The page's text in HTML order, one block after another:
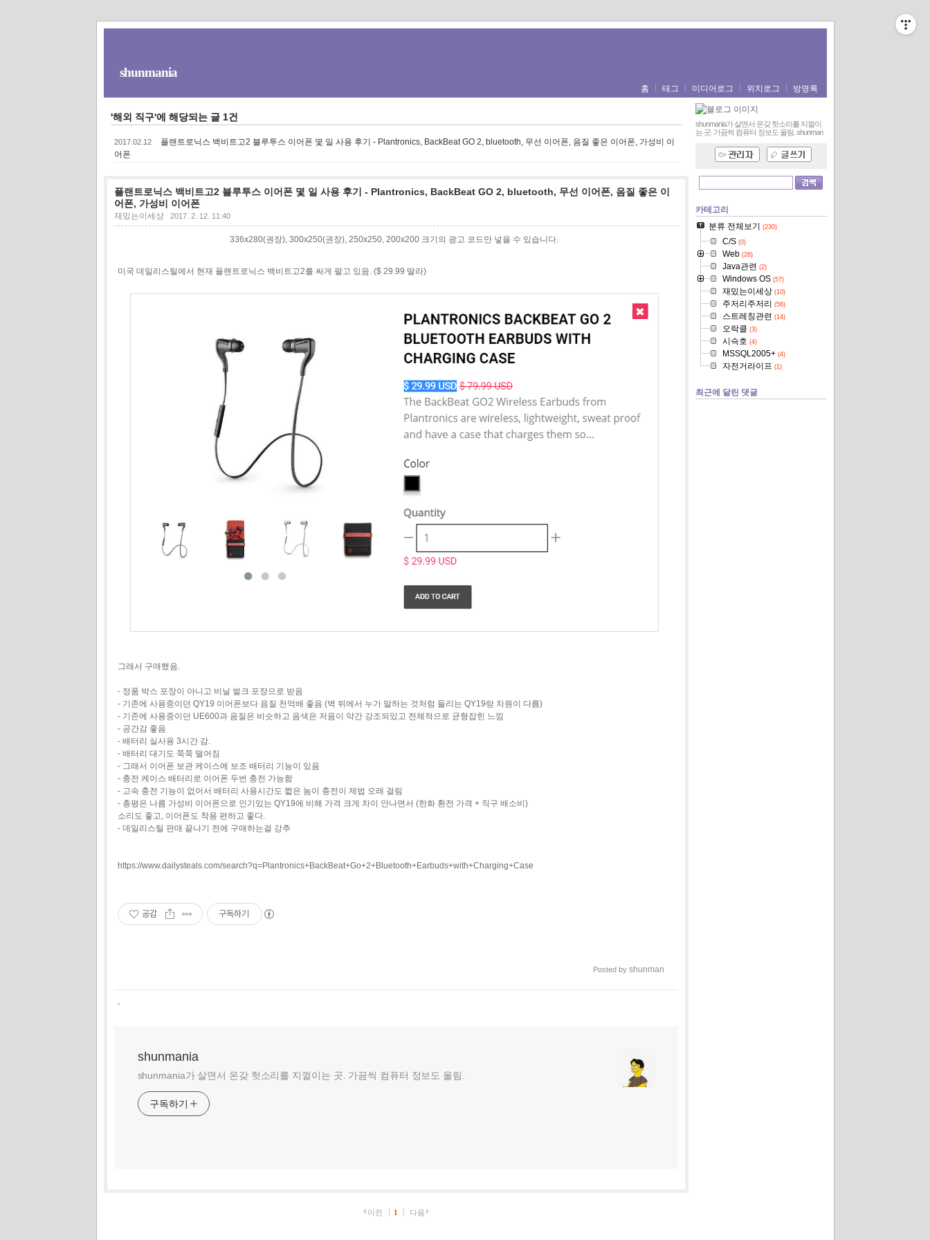
shunmania
홈 태그 미디어로그 위치로그 방명록
'해외 직구'에 해당되는 글 1건
2017.02.12
플랜트로닉스 백비트고2 블루투스 이어폰 몇 일 사용 후기 - Plantronics, BackBeat GO 2, bluetooth, 무선 이어폰, 음질 좋은 이어폰, 가성비 이
어폰
플랜트로닉스 백비트고2 블루투스 이어폰 몇 일 사용 후기 - Plantronics, BackBeat GO 2, bluetooth, 무선 이어폰, 음질 좋은 이
어폰, 가성비 이어폰
재밌는이세상 2017. 2. 12. 11:40
336x280(권장), 300x250(권장), 250x250, 200x200 크기의 광고 코드만 넣을 수 있습니다.
미국 데일리스틸에서 현재 플랜트로닉스 백비트고2를 싸게 팔고 있음. ($ 29.99 딸라)
그래서 구매했음.
- 정품 박스 포장이 아니고 비닐 벌크 포장으로 받음
- 기존에 사용중이던 QY19 이어폰보다 음질 천억배 좋음 (벽 뒤에서 누가 말하는 것처럼 들리는 QY19랑 차원이 다름)
- 기존에 사용중이던 UE600과 음질은 비슷하고 음색은 저음이 약간 강조되있고 전체적으로 균형잡힌 느낌
- 공간감 좋음
- 배터리 실사용 3시간 감.
- 배터리 대기도 쭉쭉 떨어짐
- 그래서 이어폰 보관 케이스에 보조 배터리 기능이 있음
- 충전 케이스 배터리로 이어폰 두번 충전 가능함
- 고속 충전 기능이 없어서 배터리 사용시간도 짧은 놈이 충전이 제법 오래 걸림
- 총평은 나름 가성비 이어폰으로 인기있는 QY19에 비해 가격 크게 차이 안나면서 (한화 환전 가격 + 직구 배소비)
소리도 좋고, 이어폰도 착용 편하고 좋다.
- 데일리스틸 판매 끝나기 전에 구매하는걸 강추
https://www.dailysteals.com/search?q=Plantronics+BackBeat+Go+2+Bluetooth+Earbuds+with+Charging+Case
공감 구독하기
Posted by shunman
shunmania
shunmania가 살면서 온갖 헛소리를 지껄이는 곳. 가끔씩 컴퓨터 정보도 올림.
구독하기
이전 1 다음
shunmania가 살면서 온갖 헛소리를 지껄이
는 곳. 가끔씩 컴퓨터 정보도 올림. shunman
카테고리
분류 전체보기
(230)
C/S(0)
Web(28)
Java관련 (2)
Windows OS(57)
재밌는이세상(10)
주저리주저리 (56)
스트레칭관련 (14)
오락클 (3)
시슥호 (4)
MSSQL2005+(4)
자전거라이프 (1)
최근에 달린 댓글